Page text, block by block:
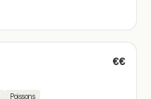
€€
Poissons